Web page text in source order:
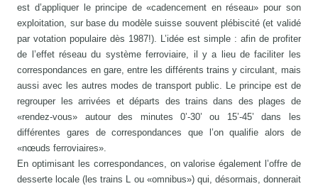
est d’appliquer le principe de «cadencement en réseau» pour son
exploitation, sur base du modèle suisse souvent plébiscité (et validé
par votation populaire dès 1987!). L’idée est simple : afin de profiter
de l’effet réseau du système ferroviaire, il y a lieu de faciliter les
correspondances en gare, entre les différents trains y circulant, mais
aussi avec les autres modes de transport public. Le principe est de
regrouper les arrivées et départs des trains dans des plages de
«rendez-vous» autour des minutes 0’-30’ ou 15’-45’ dans les
différentes gares de correspondances que l’on qualifie alors de
«nœuds ferroviaires».
En optimisant les correspondances, on valorise également l’offre de
desserte locale (les trains L ou «omnibus») qui, désormais, donnerait